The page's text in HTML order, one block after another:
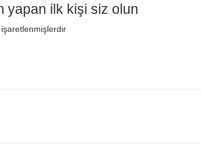
yapan ilk kişi siz olun
işaretlenmişlerdir